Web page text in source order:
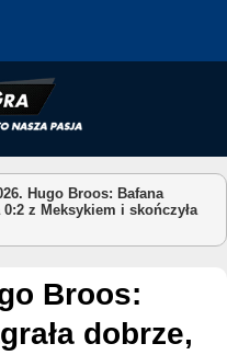
Hugo Broos: Bafana
0:2 z Meksykiem i skończyła
dobrze,